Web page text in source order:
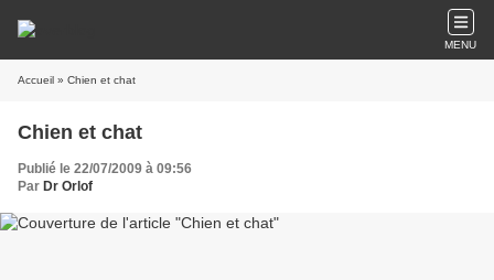
MENU
Accueil » Chien et chat
Chien et chat
Publié le 22/07/2009 à 09:56
Par Dr Orlof